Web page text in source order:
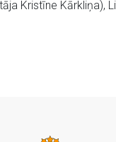
Kristīne Kārkliņa),